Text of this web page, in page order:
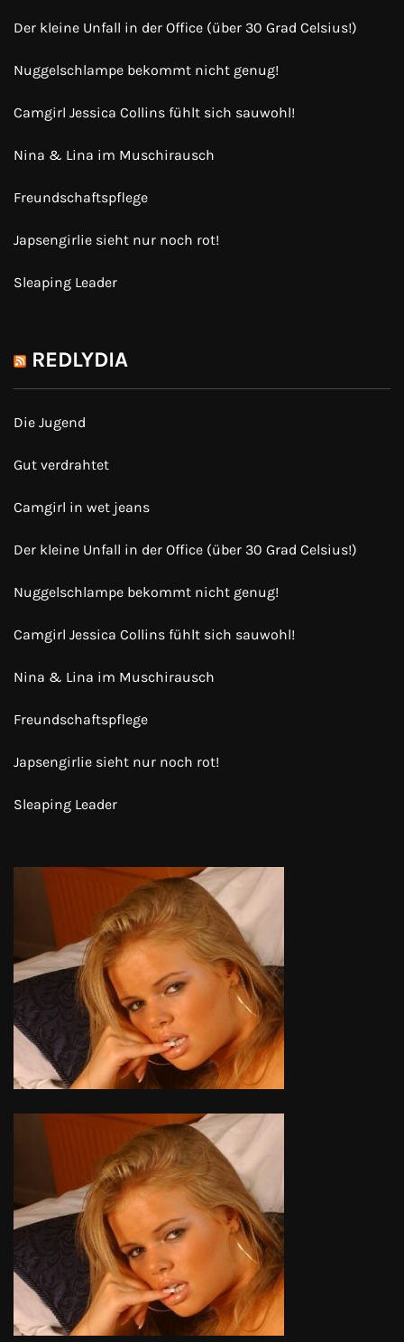
Der kleine Unfall in der Office (über 30 Grad Celsius!)
Nuggelschlampe bekommt nicht genug!
Camgirl Jessica Collins fühlt sich sauwohl!
Nina & Lina im Muschirausch
Freundschaftspflege
Japsengirlie sieht nur noch rot!
Sleaping Leader
REDLYDIA
Die Jugend
Gut verdrahtet
Camgirl in wet jeans
Der kleine Unfall in der Office (über 30 Grad Celsius!)
Nuggelschlampe bekommt nicht genug!
Camgirl Jessica Collins fühlt sich sauwohl!
Nina & Lina im Muschirausch
Freundschaftspflege
Japsengirlie sieht nur noch rot!
Sleaping Leader